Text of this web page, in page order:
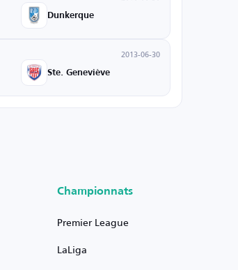
Dunkerque
2013-06-30
Ste. Geneviève
Championnats
Premier League
LaLiga